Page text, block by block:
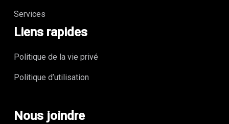
Services
Liens rapides
Politique de la vie privé
Politique d’utilisation
Nous joindre